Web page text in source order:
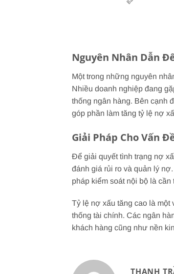
Nguyên Nhân Dẫn
Một trong những nguyên
Nhiều doanh nghiệp đang
thống ngân hàng. Bên cạnh
góp phần làm tăng tỷ lệ nợ
Giải Pháp Cho Vấn
Để giải quyết tình trạng nợ
đánh giá rủi ro và quản lý
pháp kiểm soát nội bộ là
Tỷ lệ nợ xấu tăng cao là
thống tài chính. Các ngân
khách hàng cũng như nền
THANH